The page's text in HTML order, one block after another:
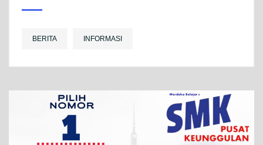
BERITA INFORMASI